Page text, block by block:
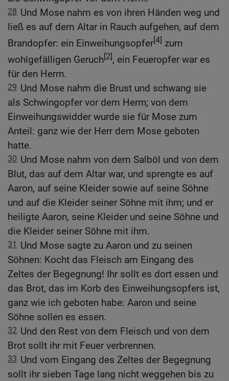
28 Und Mose nahm es von ihren Händen weg und
ließ es auf dem Altar in Rauch aufgehen, auf dem
Brandopfer: ein Einweihungsopfer[4] zum
wohlgefälligen Geruch[2], ein Feueropfer war es
für den Herrn.
29 Und Mose nahm die Brust und schwang sie
als Schwingopfer vor dem Herrn; von dem
Einweihungswidder wurde sie für Mose zum
Anteil: ganz wie der Herr dem Mose geboten
hatte.
30 Und Mose nahm von dem Salböl und von dem
Blut, das auf dem Altar war, und sprengte es auf
Aaron, auf seine Kleider sowie auf seine Söhne
und auf die Kleider seiner Söhne mit ihm; und er
heiligte Aaron, seine Kleider und seine Söhne und
die Kleider seiner Söhne mit ihm.
31
Und Mose sagte zu Aaron und zu seinen
Söhnen: Kocht das Fleisch am Eingang des
Zeltes der Begegnung! Ihr sollt es dort essen und
das Brot, das im Korb des Einweihungsopfers ist,
ganz wie ich geboten habe: Aaron und seine
Söhne sollen es essen.
32 Und den Rest von dem Fleisch und von dem
Brot sollt ihr mit Feuer verbrennen.
33 Und vom Eingang des Zeltes der Begegnung
sollt ihr sieben Tage lang nicht weggehen bis zu